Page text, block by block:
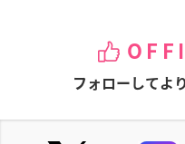
フォローしてよ